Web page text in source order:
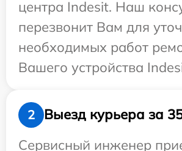
центра Indesit. Наш
перезвонит Вам для
необходимых работ
Вашего устройства
2
Выезд курьера за
Сервисный инженер